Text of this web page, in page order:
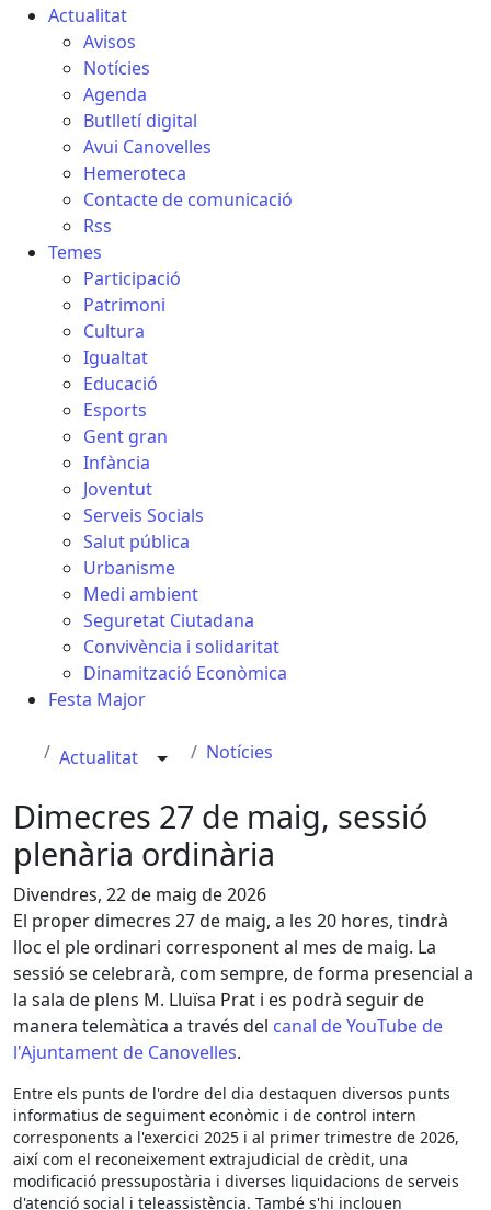
Actualitat
Avisos
Notícies
Agenda
Butlletí digital
Avui Canovelles
Hemeroteca
Contacte de comunicació
Rss
Temes
Participació
Patrimoni
Cultura
Igualtat
Educació
Esports
Gent gran
Infància
Joventut
Serveis Socials
Salut pública
Urbanisme
Medi ambient
Seguretat Ciutadana
Convivència i solidaritat
Dinamització Econòmica
Festa Major
Actualitat Notícies
Dimecres 27 de maig, sessió
plenària ordinària
Divendres, 22 de maig de 2026
El proper dimecres 27 de maig, a les 20 hores, tindrà
lloc el ple ordinari corresponent al mes de maig. La
sessió se celebrarà, com sempre, de forma presencial a
la sala de plens M. Lluïsa Prat i es podrà seguir de
manera telemàtica a través del canal de YouTube de
l'Ajuntament de Canovelles.
Entre els punts de l'ordre del dia destaquen diversos punts
informatius de seguiment econòmic i de control intern
corresponents a l'exercici 2025 i al primer trimestre de 2026,
així com el reconeixement extrajudicial de crèdit, una
modificació pressupostària i diverses liquidacions de serveis
d'atenció social i teleassistència. També s'hi inclouen